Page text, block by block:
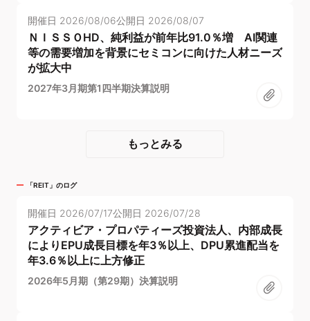
開催日 2026/08/06公開日 2026/08/07
ＮＩＳＳＯHD、純利益が前年比91.0％増 AI関連
等の需要増加を背景にセミコンに向けた人材ニーズ
が拡大中
2027年3月期第1四半期決算説明
もっとみる
「REIT 」のログ
開催日 2026/07/17公開日 2026/07/28
アクティビア・プロパティーズ投資法人、内部成長
によりEPU成長目標を年3％以上、DPU累進配当を
年3.6％以上に上方修正
2026年5月期（第29期）決算説明